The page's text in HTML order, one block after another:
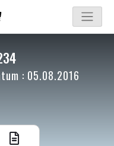
: 05.08.2016